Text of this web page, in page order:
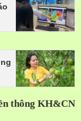
thông KH&CN